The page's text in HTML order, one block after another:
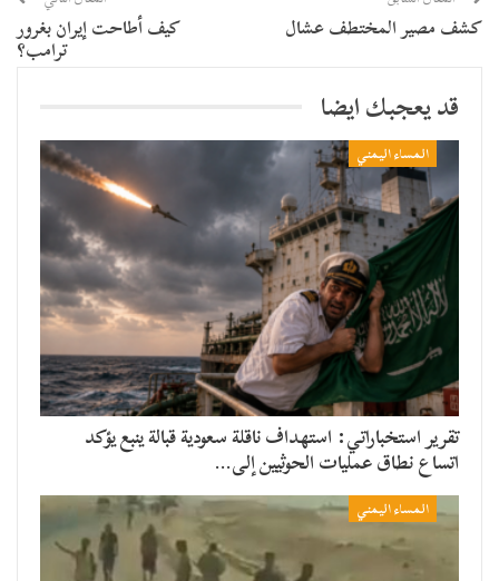
كشف مصير المختطف عشال كيف أطاحت إيران بغرور
ترامب؟
قد يعجبك ايضا
المساء اليمني
تقرير استخباراتي: استهداف ناقلة سعودية قبالة ينبع يؤكد
اتساع نطاق عمليات الحوثيين إلى…
المساء اليمني